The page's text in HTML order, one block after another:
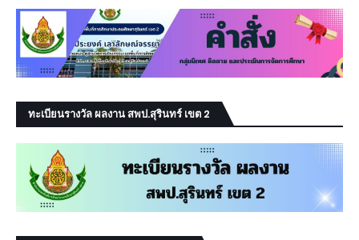
ทะเบียนรางวัล ผลงาน สพป.สุรินทร์ เขต 2